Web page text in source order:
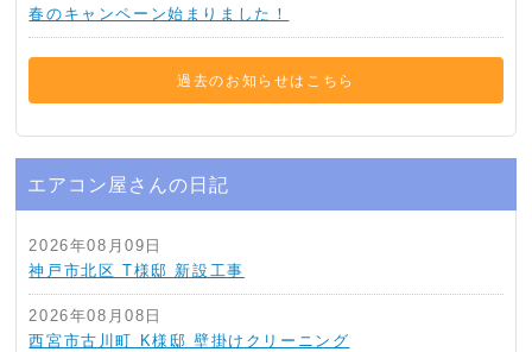
春のキャンペーン始まりました！
過去のお知らせはこちら
エアコン屋さんの日記
2026年08月09日
神戸市北区 T様邸 新設工事
2026年08月08日
西宮市古川町 K様邸 壁掛けクリーニング